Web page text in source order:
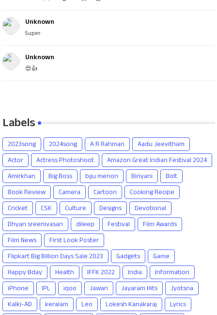
Unknown
Super
Unknown
😍👍
Labels
2023song 2024song A R Rahman
Aadu Jeevitham
Actor
Actress Photoshoot
Amazon Great Indian Festival 2024
Amirkhan
Big Boss biju menon Biriyani
Bolt
Book Review
Camera Cartoon
Cooking Recipe
Cricket
CSK Culture Designs
Devotional
Dhyan sreenivasan
dileep Festival
Film Awards
Film News
First Look Poster
Flipkart Big Billion Days Sale 2023
Gadgets
Game
Happy Bday
Health IFFK 2022 India
Information
iPhone
IPL iqoo Jawan Jayaram Hits
Jyotsna
Kalki-AD
keralam Leo Lokesh Kanakaraj
Lyrics